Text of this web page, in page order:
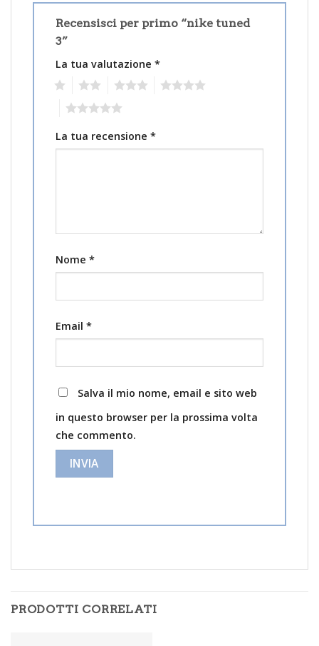
Recensisci per primo “nike tuned
3”
La tua valutazione *
La tua recensione *
Nome *
Email *
Salva il mio nome, email e sito web
in questo browser per la prossima volta
che commento.
PRODOTTI CORRELATI